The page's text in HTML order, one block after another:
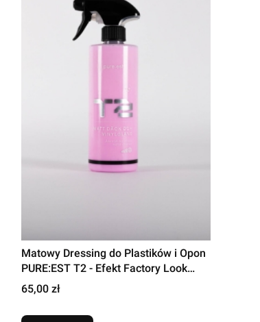
Matowy Dressing do Plastików i Opon
PURE:EST T2 - Efekt Factory Look
500ml
Cena
65,00 zł